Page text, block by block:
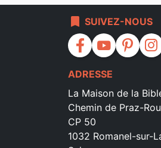
bookmark SUIVEZ-NOUS
facebook youtube pinterest instagram
ADRESSE
La Maison de la
Chemin de Praz-
CP 50
1032 Romanel-sur-